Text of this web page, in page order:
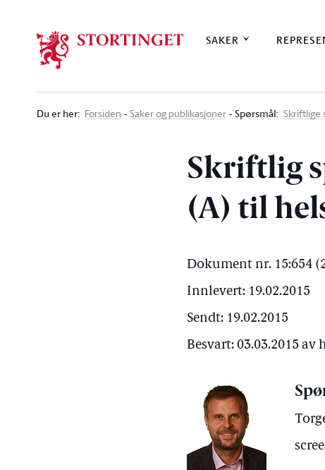
SAKER
Du er her: Forsiden Saker og publikasjoner Spørsmål: Skriftlige
Skriftlig
(A) til
Dokument nr. 15:654
Innlevert: 19.02.2015
Sendt: 19.02.2015
Besvart: 03.03.2015